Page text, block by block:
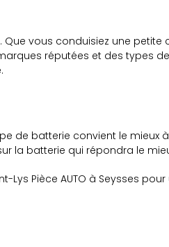
vous conduisiez une petite
réputées et des types
de batterie convient le mieux
la batterie qui répondra le
Pièce AUTO à Seysses